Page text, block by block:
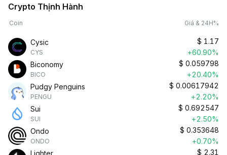
Crypto Thịnh Hành
Coin Giá & 24H%
Cysic
CYS
$ 1.17
+60.90%
Biconomy
BICO
$ 0.059798
+20.40%
Pudgy Penguins
PENGU
$ 0.00617942
+2.20%
Sui
SUI
$ 0.692547
+2.50%
Ondo
ONDO
$ 0.353648
+0.70%
Lighter
$ 2.31